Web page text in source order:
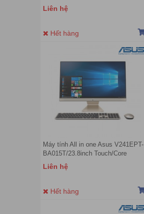
i5-1235U | 8GB | 512GB | Intel UHD
| WL KB + M | 24 inch FHD | Cảm
Liên hệ
Hết hàng
Máy tính All in one Asus V241EPT-
BA015T/23.8inch Touch/Core
i5/8GB/512GB SSD /VGA rời,
Nvidia GeForce MX330/Windows 10
Liên hệ
Hết hàng